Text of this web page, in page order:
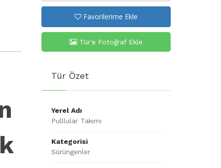
Favorilerime Ekle
Tür'e Fotoğraf Ekle
Tür Özet
Yerel Adı
Pulllular Takımı
Kategorisi
Sürüngenler